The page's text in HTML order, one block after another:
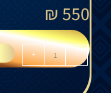
550
₪
-
+